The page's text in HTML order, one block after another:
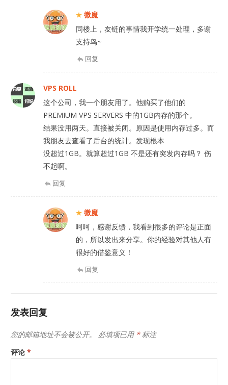
微魔
同楼上，友链的事情我开学统一处理，多谢
支持鸟~
回复
VPS ROLL
这个公司，我一个朋友用了。他购买了他们的
PREMIUM VPS SERVERS 中的1GB内存的那个。
结果没用两天。直接被关闭。原因是使用内存过多。而
我朋友去查看了后台的统计。发现根本
没超过1GB。就算超过1GB 不是还有突发内存吗？ 伤
不起啊。
回复
微魔
呵呵，感谢反馈，我看到很多的评论是正面
的，所以发出来分享。你的经验对其他人有
很好的借鉴意义！
回复
发表回复
您的邮箱地址不会被公开。 必填项已用 *标注
评论*